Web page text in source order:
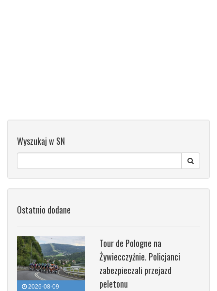
Wyszukaj w SN
Ostatnio dodane
2026-08-09
Tour de Pologne na
Żywiecczyźnie. Policjanci
zabezpieczali przejazd
peletonu